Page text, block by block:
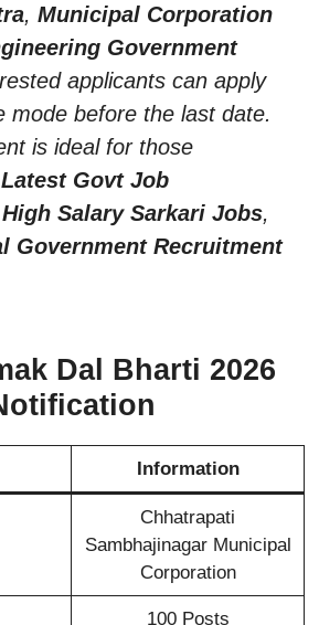
, Municipal Corporation
Government
applicants can apply
mode before the last date.
is ideal for those
Latest Govt Job
High Salary Sarkari Jobs,
Government Recruitment
Dal Bharti 2026
Information
Chhatrapati
Sambhajinagar Municipal
Corporation
100 Posts